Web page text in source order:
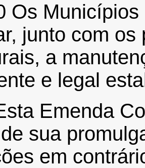
Os
junto com
a
e legal
Emenda
sua
em